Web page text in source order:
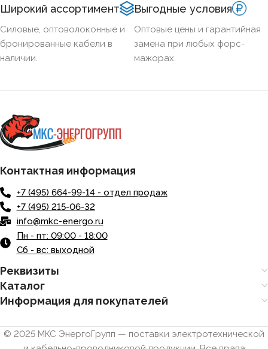
Широкий ассортимент
Силовые, оптоволоконные и
бронированные кабели в
наличии.
Выгодные условия
Оптовые цены и гарантийная
замена при любых форс-
мажорах.
Контактная информация
+7 (495) 664-99-14 - отдел продаж
+7 (495) 215-06-32
info@mkc-energo.ru
Пн - пт: 09:00 - 18:00
Сб - вс: выходной
Реквизиты
Каталог
Информация для покупателей
© 2025 МКС ЭнергоГрупп — поставки электротехнической